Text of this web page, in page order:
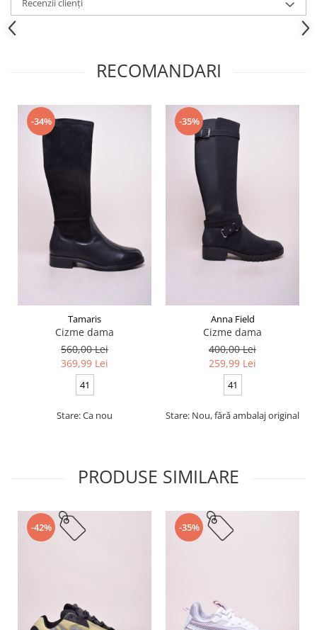
Recenzii clienți
RECOMANDARI
-34%
Tamaris
Cizme dama
560,00 Lei
369,99 Lei
41
Stare: Ca nou
-35%
Anna Field
Cizme dama
400,00 Lei
259,99 Lei
41
Stare: Nou, fără ambalaj original
PRODUSE SIMILARE
-42% -35%